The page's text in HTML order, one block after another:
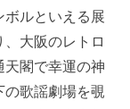
ボルといえる展
大阪のレトロ
天閣で幸運の神
の歌謡劇場を覗